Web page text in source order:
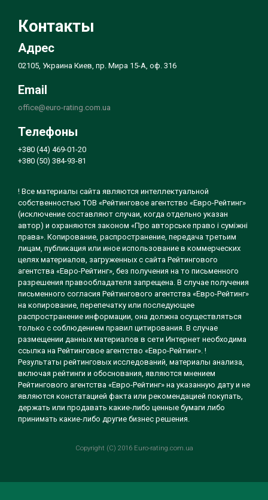
Контакты
Адрес
02105, Украина Киев, пр. Мира 15-А, оф. 316
Email
office@euro-rating.com.ua
Телефоны
+380 (44) 469-01-20
+380 (50) 384-93-81
! Все материалы сайта являются интеллектуальной
собственностью ТОВ «Рейтинговое агентство «Евро-Рейтинг»
(исключение составляют случаи, когда отдельно указан
автор) и охраняются законом «Про авторське право і суміжні
права». Копирование, распространение, передача третьим
лицам, публикация или иное использование в коммерческих
целях материалов, загруженных с сайта Рейтингового
агентства «Евро-Рейтинг», без получения на то письменного
разрешения правообладателя запрещена. В случае получения
письменного согласия Рейтингового агентства «Евро-Рейтинг»
на копирование, перепечатку или последующее
распространение информации, она должна осуществляться
только с соблюдением правил цитирования. В случае
размещении данных материалов в сети Интернет необходима
ссылка на Рейтинговое агентство «Евро-Рейтинг». !
Результаты рейтинговых исследований, материалы анализа,
включая рейтинги и обоснования, являются мнением
Рейтингового агентства «Евро-Рейтинг» на указанную дату и не
являются констатацией факта или рекомендацией покупать,
держать или продавать какие-либо ценные бумаги либо
принимать какие-либо другие бизнес решения.
Copyright (C) 2016 Euro-rating.com.ua